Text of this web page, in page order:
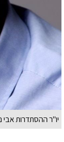
יו"ר ההסתדרות אבי